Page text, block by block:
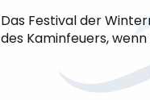
Das Festival der
des Kaminfeuers,